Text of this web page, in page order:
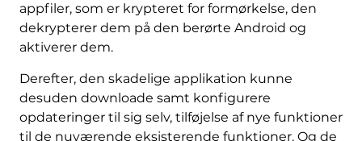
appfiler, som er krypteret for formørkelse, den
dekrypterer dem på den berørte Android og
aktiverer dem.
Derefter, den skadelige applikation kunne
desuden downloade samt konfigurere
opdateringer til sig selv, tilføjelse af nye funktioner
til de nuværende eksisterende funktioner. Og de